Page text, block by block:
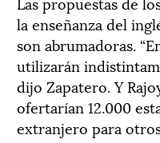
la enseñanza del
son abrumadoras.
utilizarán
dijo Zapatero. Y
ofertarían 12.000
extranjero para